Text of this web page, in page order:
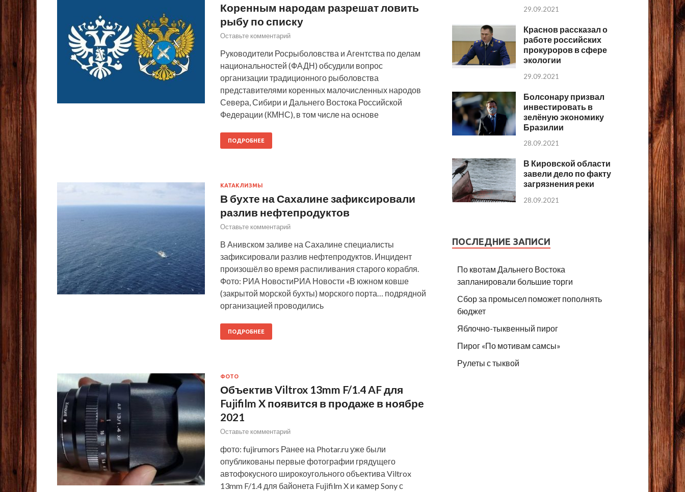
Коренным народам разрешат ловить
рыбу по списку
Оставьте комментарий
Руководители Росрыболовства и Агентства по делам
национальностей (ФАДН) обсудили вопрос
организации традиционного рыболовства
представителями коренных малочисленных народов
Севера, Сибири и Дальнего Востока Российской
Федерации (КМНС), в том числе на основе
ПОДРОБНЕЕ
КАТАКЛИЗМЫ
В бухте на Сахалине зафиксировали
разлив нефтепродуктов
Оставьте комментарий
В Анивском заливе на Сахалине специалисты
зафиксировали разлив нефтепродуктов. Инцидент
произошёл во время распиливания старого корабля.
Фото: РИА НовостиРИА Новости «В южном ковше
(закрытой морской бухты) морского порта… подрядной
организацией проводились
ПОДРОБНЕЕ
ФОТО
Объектив Viltrox 13mm F/1.4 AF для
Fujifilm X появится в продаже в ноябре
2021
Оставьте комментарий
фото: fujirumors Ранее на Photar.ru уже были
опубликованы первые фотографии грядущего
автофокусного широкоугольного объектива Viltrox
13mm F/1.4 для байонета Fujifilm X и камер Sony с
29.09.2021
Краснов рассказал о
работе российских
прокуроров в сфере
экологии
29.09.2021
Болсонару призвал
инвестировать в
зелёную экономику
Бразилии
28.09.2021
В Кировской области
завели дело по факту
загрязнения реки
28.09.2021
ПОСЛЕДНИЕ ЗАПИСИ
По квотам Дальнего Востока
запланировали большие торги
Сбор за промысел поможет пополнять
бюджет
Яблочно-тыквенный пирог
Пирог «По мотивам самсы»
Рулеты с тыквой